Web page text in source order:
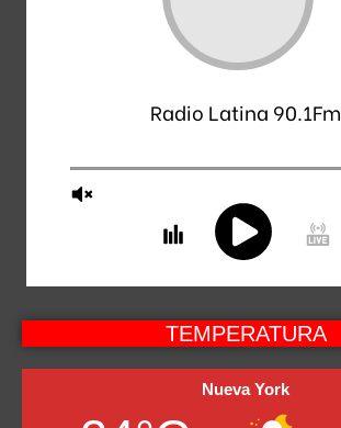
Radio Latina 90.1Fm
TEMPERATURA
Nueva York